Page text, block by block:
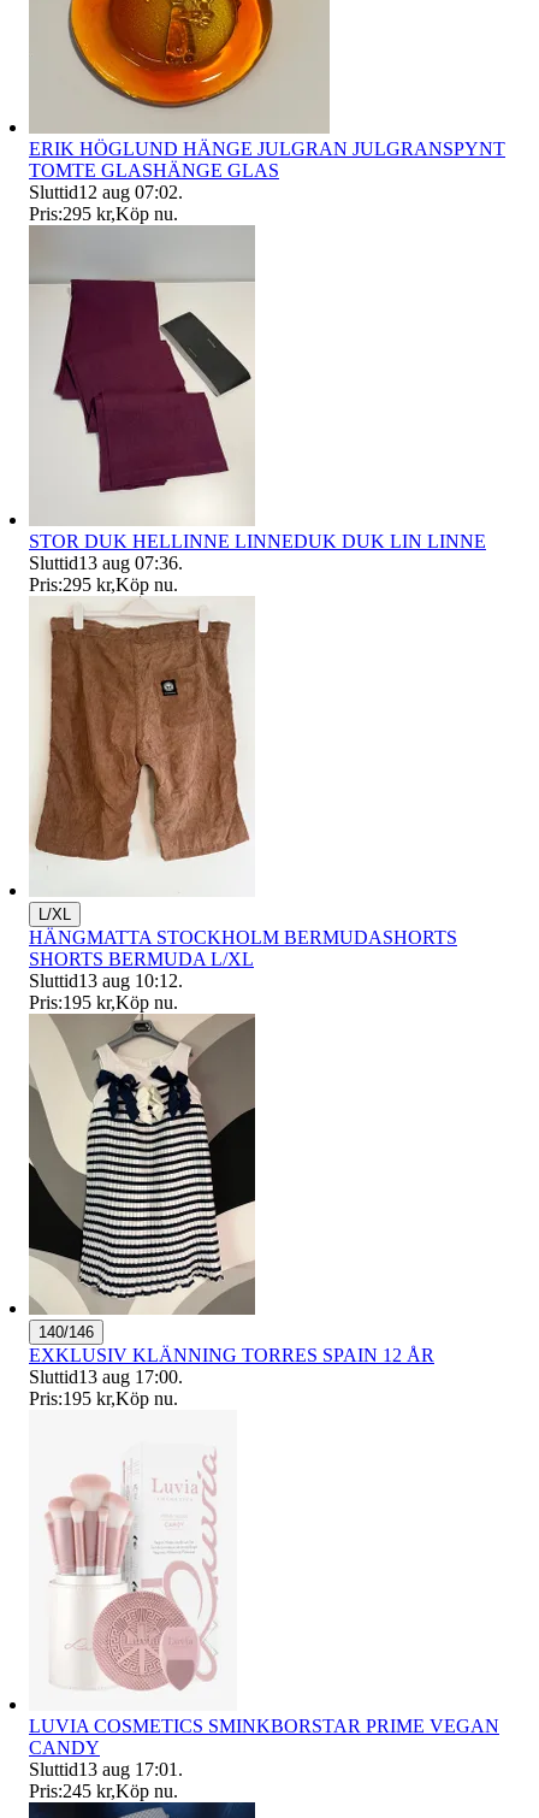
ERIK HÖGLUND HÄNGE JULGRAN JULGRANSPYNT
TOMTE GLASHÄNGE GLAS
Sluttid12 aug 07:02.
Pris:295 kr,Köp nu.
STOR DUK HELLINNE LINNEDUK DUK LIN LINNE
Sluttid13 aug 07:36.
Pris:295 kr,Köp nu.
L/XL
HÄNGMATTA STOCKHOLM BERMUDASHORTS
SHORTS BERMUDA L/XL
Sluttid13 aug 10:12.
Pris:195 kr,Köp nu.
140/146
EXKLUSIV KLÄNNING TORRES SPAIN 12 ÅR
Sluttid13 aug 17:00.
Pris:195 kr,Köp nu.
LUVIA COSMETICS SMINKBORSTAR PRIME VEGAN
CANDY
Sluttid13 aug 17:01 .
Pris:245 kr,Köp nu.